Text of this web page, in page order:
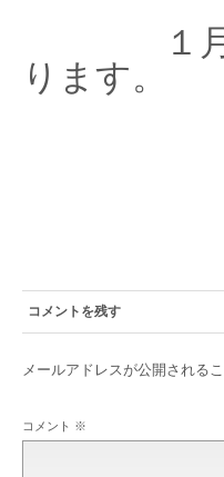
１月４
ります。
コメントを残す
メールアドレスが公開される
コメント ※